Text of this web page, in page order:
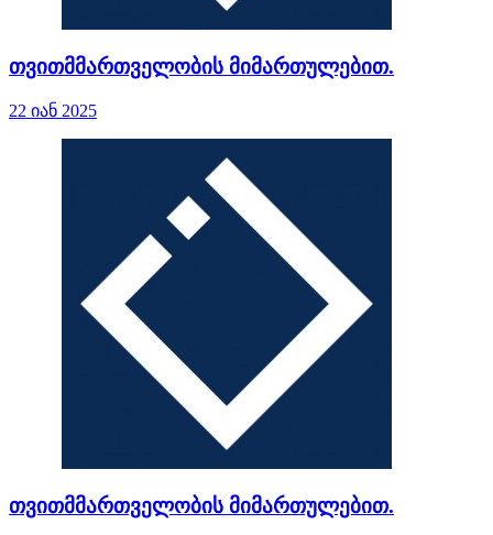
თვითმმართველობის მიმართულებით.
22 იან 2025
თვითმმართველობის მიმართულებით.